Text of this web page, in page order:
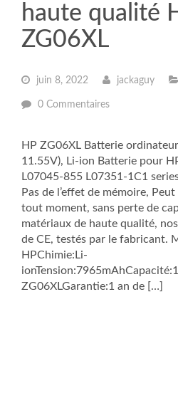
haute qualité
ZG06XL
juin 8, 2022 jackaguy
0 Commentaires
HP ZG06XL Batterie
11.55V), Li-ion Batterie pour
L07045-855 L07351-1C1
Pas de l’effet de mémoire,
tout moment, sans perte de
matériaux de haute qualité,
de CE, testés par le fabricant.
HPChimie:Li-
ZG06XLGarantie:1 an de […]